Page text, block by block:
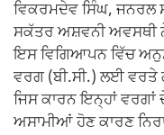
ਵਿਕਰਮਦੇਵ ਸਿੰਘ, ਜਨਰਲ
ਸਕੱਤਰ ਅਸ਼ਵਨੀ ਅਵਸਥੀ ਨੇ
ਇਸ ਵਿਗਿਆਪਨ ਵਿੱਚ
ਵਰਗ (ਬੀ.ਸੀ.) ਲਈ ਵਰਤੇ
ਜਿਸ ਕਾਰਨ ਇਨ੍ਹਾਂ
ਅਸਾਮੀਆਂ ਹੋਣ ਕਾਰਣ